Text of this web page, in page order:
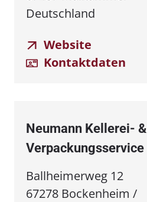
Deutschland
Website
Kontaktdaten
Neumann Kellerei- &
Verpackungsservice
Ballheimerweg 12
67278 Bockenheim /